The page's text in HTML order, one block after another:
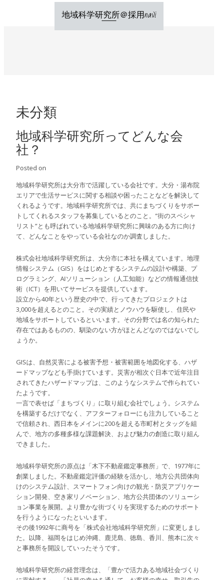
地域科学研究所＠採用navi
未分類
地域科学研究所ってどんな会
社？
Posted on
地域科学研究所は大分市で活躍している会社です。大分・湯布院
エリアで生活サービスに関する相談や困ったことなどを解決して
くれるようです。地域科学研究所では、共にまちづくりをサポー
トしてくれるスタッフを募集しているとのこと。“街のスペシャ
リスト”とも呼ばれている地域科学研究所に興味のある方に向け
て、どんなことをやっている会社なのか調査しました。
株式会社地域科学研究所は、大分市に本社を構えています。地理
情報システム（GIS）をはじめとするシステムの設計や構築、プ
ログラミング、AIソリューション（人工知能）などの情報通信技
術（ICT）を用いてサービスを提供しています。
設立から40年という歴史の中で、行ってきたプロジェクトは
3,000を超えるとのこと。その実績とノウハウを駆使し、住民や
地域をサポートしているといいます。その分野では名の知られた
存在ではあるものの、馴染のない方がほとんどなのではないでし
ょうか。
GISは、自然災害による被害予想・被害範囲を地図化する、ハザ
ードマップなども手掛けています。災害が相次ぐ日本で近年注目
されてきたハザードマップは、このようなシステムで作られてい
たようです。
一言で表せば「まちづくり」に取り組む会社でしょう。システム
を構築するだけでなく、アフターフォローにも注力していること
で信頼され、西日本をメインに200を超える市町村とタッグを組
んで、地方の多種多様な課題解決、および魅力の創造に取り組ん
できました。
地域科学研究所の原点は「木下不動産鑑定事務所」で、1977年に
創業しました。不動産鑑定評価の経験を活かし、地方公共団体向
けのシステム設計、スマートフォン向けの観光・防災アプリケー
ション開発、空き家リノベーション、地方公共団体のソリューシ
ョン事業を展開。より豊かな街づくりを実現するためのサポート
を行うようになったといいます。
その後1992年に商号を「株式会社地域科学研究所」に変更しまし
た。以降、福岡をはじめ沖縄、鹿児島、徳島、香川、熊本に次々
と事務所を開設していったそうです。
地域科学研究所の経営理念は、「豊かで活力ある地域社会づくり